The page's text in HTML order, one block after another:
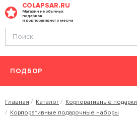
COLAPSAR.RU
Магазин необычных
подарков
и корпоративного мерча
ПОДБОР
Главная Каталог
Корпоративные подарки
Корпоративные подарочные наборы